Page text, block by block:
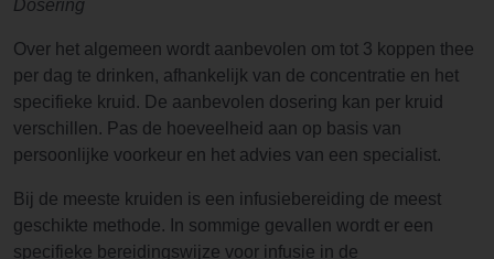
Dosering
Over het algemeen wordt aanbevolen om tot 3 koppen thee
per dag te drinken, afhankelijk van de concentratie en het
specifieke kruid. De aanbevolen dosering kan per kruid
verschillen. Pas de hoeveelheid aan op basis van
persoonlijke voorkeur en het advies van een specialist.
Bij de meeste kruiden is een infusiebereiding de meest
geschikte methode. In sommige gevallen wordt er een
specifieke bereidingswijze voor infusie in de